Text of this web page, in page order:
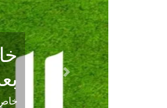
بعد
Previous